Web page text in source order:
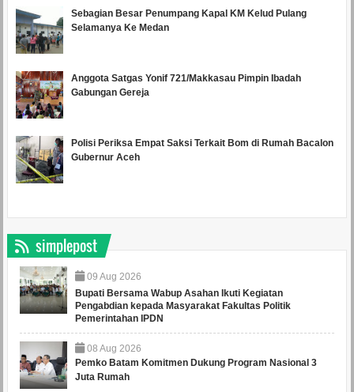
Sebagian Besar Penumpang Kapal KM Kelud Pulang
Selamanya Ke Medan
Anggota Satgas Yonif 721/Makkasau Pimpin Ibadah
Gabungan Gereja
Polisi Periksa Empat Saksi Terkait Bom di Rumah Bacalon
Gubernur Aceh
simplepost
09 Aug 2026
Bupati Bersama Wabup Asahan Ikuti Kegiatan
Pengabdian kepada Masyarakat Fakultas Politik
Pemerintahan IPDN
08 Aug 2026
Pemko Batam Komitmen Dukung Program Nasional 3
Juta Rumah